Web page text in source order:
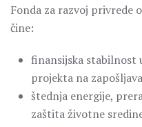
Fonda za razvoj privrede
čine:
finansijska stabilnost
projekta na
štednja energije,
zaštita životne